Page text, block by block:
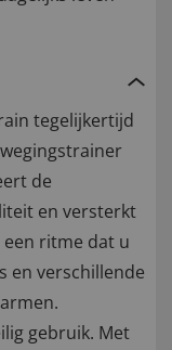
tegelijkertijd
de
en versterkt
ritme dat u
en verschillende
gebruik. Met